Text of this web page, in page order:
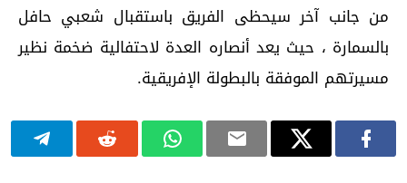
من جانب آخر سيحظى الفريق باستقبال شعبي حافل
بالسمارة ، حيث يعد أنصاره العدة لاحتفالية ضخمة نظير
مسيرتهم الموفقة بالبطولة الإفريقية.